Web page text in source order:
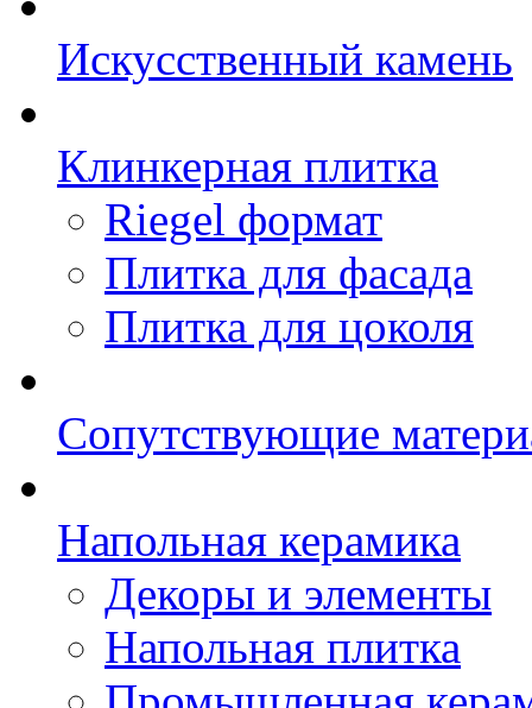
Искусственный камень
Клинкерная плитка
Riegel формат
Плитка для фасада
Плитка для цоколя
Сопутствующие
Напольная керамика
Декоры и элементы
Напольная плитка